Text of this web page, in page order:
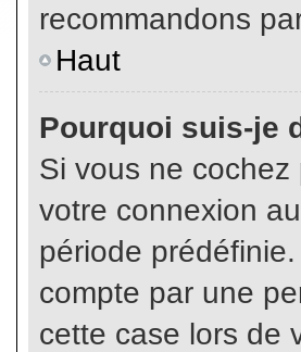
recommandons
Haut
Pourquoi suis-je
Si vous ne cochez
votre connexion
période
compte par une
cette case lors de